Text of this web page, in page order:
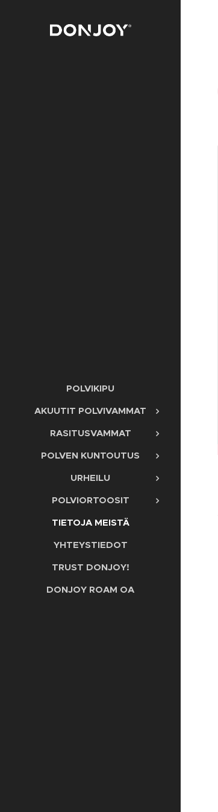
POLVIKIPU
AKUUTIT POLVIVAMMAT
RASITUSVAMMAT
POLVEN KUNTOUTUS
URHEILU
POLVIORTOOSIT
TIETOJA MEISTÄ
YHTEYSTIEDOT
TRUST DONJOY!
DONJOY ROAM OA